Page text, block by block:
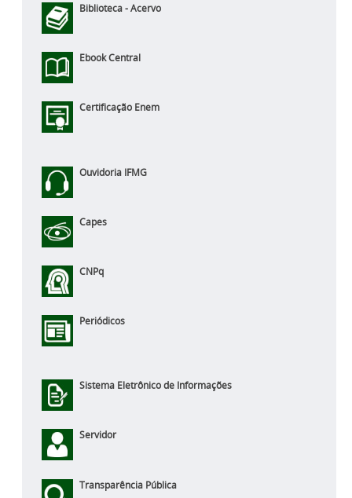
Biblioteca - Acervo
Ebook Central
Certificação Enem
Ouvidoria IFMG
Capes
CNPq
Periódicos
Sistema Eletrônico de Informações
Servidor
Transparência Pública